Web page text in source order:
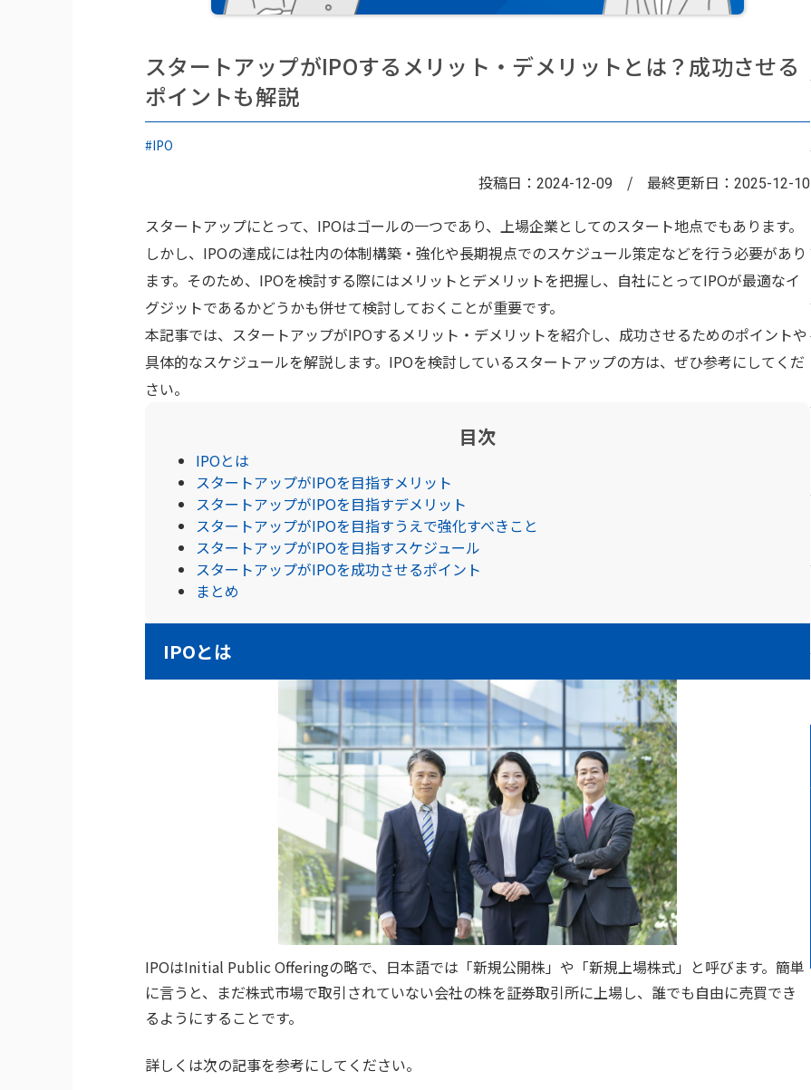
スタートアップがIPOするメリット・デメリットとは？成功させる
ポイントも解説
#IPO
投稿日： 2024-12-09 / 最終更新日： 2025-12-10
スタートアップにとって、IPOはゴールの一つであり、上場企業としてのスタート地点でもあります。
しかし、IPOの達成には社内の体制構築・強化や長期視点でのスケジュール策定などを行う必要があり
ます。そのため、IPOを検討する際にはメリットとデメリットを把握し、自社にとってIPOが最適なイ
グジットであるかどうかも併せて検討しておくことが重要です。
本記事では、スタートアップがIPOするメリット・デメリットを紹介し、成功させるためのポイントや
具体的なスケジュールを解説します。IPOを検討しているスタートアップの方は、ぜひ参考にしてくだ
さい。
目次
IPOとは
スタートアップがIPOを目指すメリット
スタートアップがIPOを目指すデメリット
スタートアップがIPOを目指すうえで強化すべきこと
スタートアップがIPOを目指すスケジュール
スタートアップがIPOを成功させるポイント
まとめ
IPOとは
IPOはInitial Public Offeringの略で、日本語では「新規公開株」や「新規上場株式」と呼びます。簡単
に言うと、まだ株式市場で取引されていない会社の株を証券取引所に上場し、誰でも自由に売買でき
るようにすることです。
詳しくは次の記事を参考にしてください。